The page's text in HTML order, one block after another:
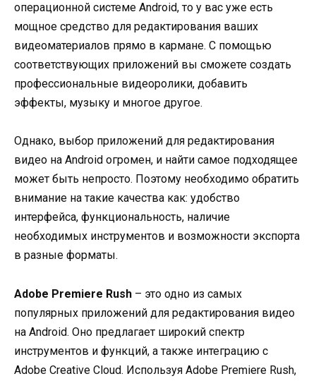
операционной системе Android, то у вас уже есть
мощное средство для редактирования ваших
видеоматериалов прямо в кармане. С помощью
соответствующих приложений вы сможете создать
профессиональные видеоролики, добавить
эффекты, музыку и многое другое.
Однако, выбор приложений для редактирования
видео на Android огромен, и найти самое подходящее
может быть непросто. Поэтому необходимо обратить
внимание на такие качества как: удобство
интерфейса, функциональность, наличие
необходимых инструментов и возможности экспорта
в разные форматы.
Adobe Premiere Rush – это одно из самых
популярных приложений для редактирования видео
на Android. Оно предлагает широкий спектр
инструментов и функций, а также интеграцию с
Adobe Creative Cloud. Используя Adobe Premiere Rush,